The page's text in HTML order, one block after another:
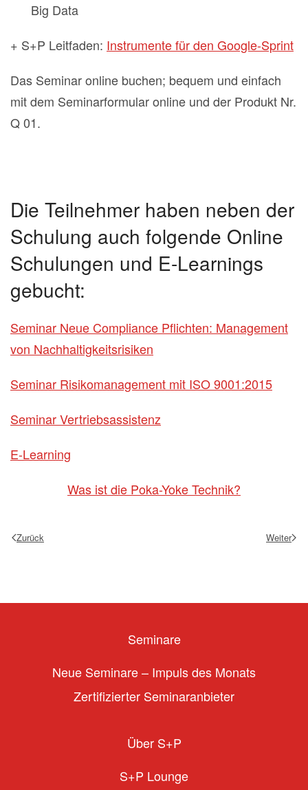
Big Data
+ S+P Leitfaden: Instrumente für den Google-Sprint
Das Seminar online buchen; bequem und einfach
mit dem Seminarformular online und der Produkt Nr.
Q 01.
Die Teilnehmer haben neben der
Schulung auch folgende Online
Schulungen und E-Learnings
gebucht:
Seminar Neue Compliance Pflichten: Management
von Nachhaltigkeitsrisiken
Seminar Risikomanagement mit ISO 9001:2015
Seminar Vertriebsassistenz
E-Learning
Was ist die Poka-Yoke Technik?
Zurück Weiter
Seminare
Neue Seminare – Impuls des Monats
Zertifizierter Seminaranbieter
Über S+P
S+P Lounge